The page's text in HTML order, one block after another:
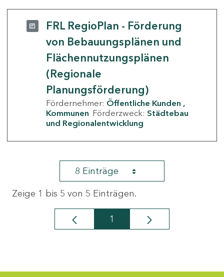
FRL RegioPlan - Förderung
von Bebauungsplänen und
Flächennutzungsplänen
(Regionale
Planungsförderung)
Fördernehmer: Öffentliche Kunden
Kommunen Förderzweck: Städtebau
und Regionalentwicklung
8 Einträge
Zeige 1 bis 5 von 5 Einträgen.
Seite
1